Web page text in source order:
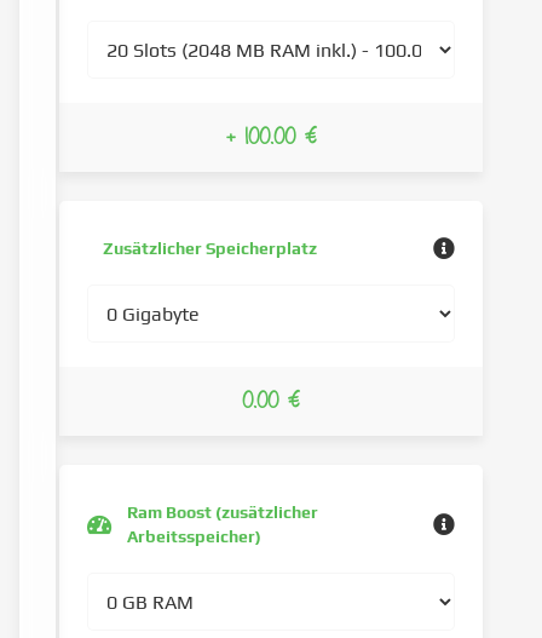
+ 100.00 €
Zusätzlicher Speicherplatz
0.00 €
Ram Boost (zusätzlicher
Arbeitsspeicher)